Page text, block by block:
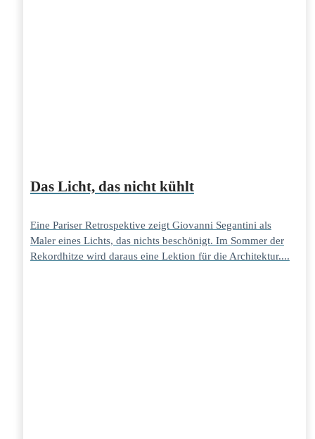
Das Licht, das nicht kühlt
Eine Pariser Retrospektive zeigt Giovanni Segantini als
Maler eines Lichts, das nichts beschönigt. Im Sommer der
Rekordhitze wird daraus eine Lektion für die Architektur....